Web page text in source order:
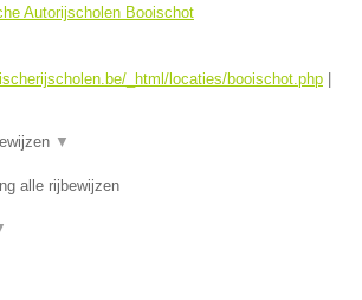
Autorijscholen Booischot
_html/locaties/booischot.php
▼
alle rijbewijzen